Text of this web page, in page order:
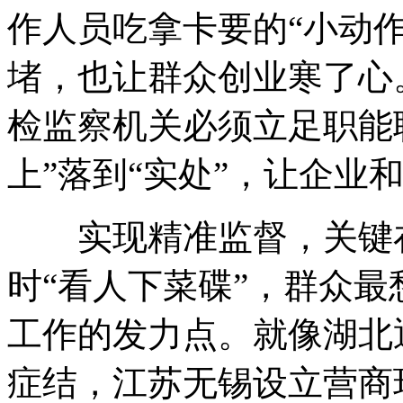
作人员吃拿卡要的“小动
堵，也让群众创业寒了
检监察机关必须立足职
上”落到“实处”，让企业
实现精准监督，关键
时“看人下菜碟”，群众
工作的发力点。就像湖
症结，江苏无锡设立营